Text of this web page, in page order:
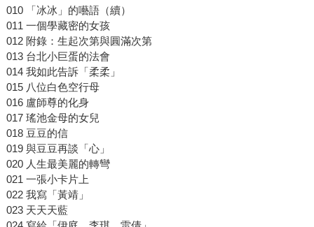
010 「冰冰」的囈語（續）
011 一個學藏密的女孩
012 附錄：生起次第與圓滿次第
013 台北小巨蛋的法會
014 我如此告訴「柔柔」
015 八位白色空行母
016 盧師尊的化身
017 瑤池金母的女兒
018 豆豆的信
019 與豆豆再談「心」
020 人生最美麗的轉彎
021 一張小卡片上
022 我寫「黃靖」
023 天天天藍